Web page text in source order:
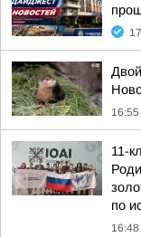
16:55
11-
по
16:48